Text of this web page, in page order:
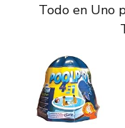
Todo en Uno